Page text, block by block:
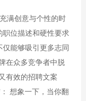
满创意与个性的时
位描述和硬性要求
能够吸引更多志同
在众多竞争者中脱
有效的招聘文案
想象一下，当你翻